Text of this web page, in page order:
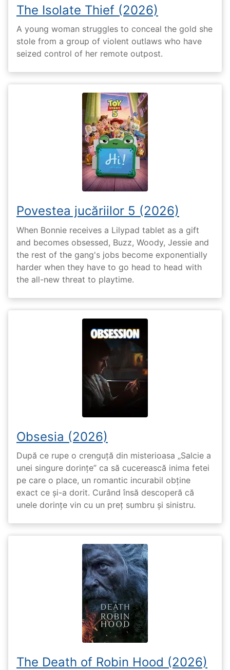
The Isolate Thief (2026)
A young woman struggles to conceal the gold she
stole from a group of violent outlaws who have
seized control of her remote outpost.
Povestea jucăriilor 5 (2026)
When Bonnie receives a Lilypad tablet as a gift
and becomes obsessed, Buzz, Woody, Jessie and
the rest of the gang's jobs become exponentially
harder when they have to go head to head with
the all-new threat to playtime.
Obsesia (2026)
După ce rupe o crenguță din misterioasa „Salcie a
unei singure dorințe” ca să cucerească inima fetei
pe care o place, un romantic incurabil obține
exact ce și-a dorit. Curând însă descoperă că
unele dorințe vin cu un preț sumbru și sinistru.
The Death of Robin Hood (2026)